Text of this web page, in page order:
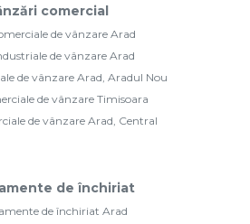
comercial
de vânzare Arad
de vânzare Arad
de vânzare Arad, Aradul Nou
de vânzare Timisoara
de vânzare Arad, Central
de închiriat
de închiriat Arad